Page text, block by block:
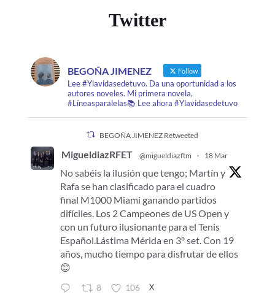
Twitter
BEGOÑA JIMENEZ Follow
Lee #Ylavidasedetuvo. Da una oportunidad a los
autores noveles. Mi primera novela,
#Líneasparalelas📚 Lee ahora #Ylavidasedetuvo
BEGOÑA JIMENEZ Retweeted
MigueldiazRFET @migueldiazftm · 18 Mar
No sabéis la ilusión que tengo; Martín y
Rafa se han clasificado para el cuadro
final M1000 Miami ganando partidos
difíciles. Los 2 Campeones de US Open y
con un futuro ilusionante para el Tenis
Español.Lástima Mérida en 3º set. Con 19
años, mucho tiempo para disfrutar de ellos
😊
8 106 X